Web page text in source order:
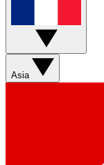
Asia